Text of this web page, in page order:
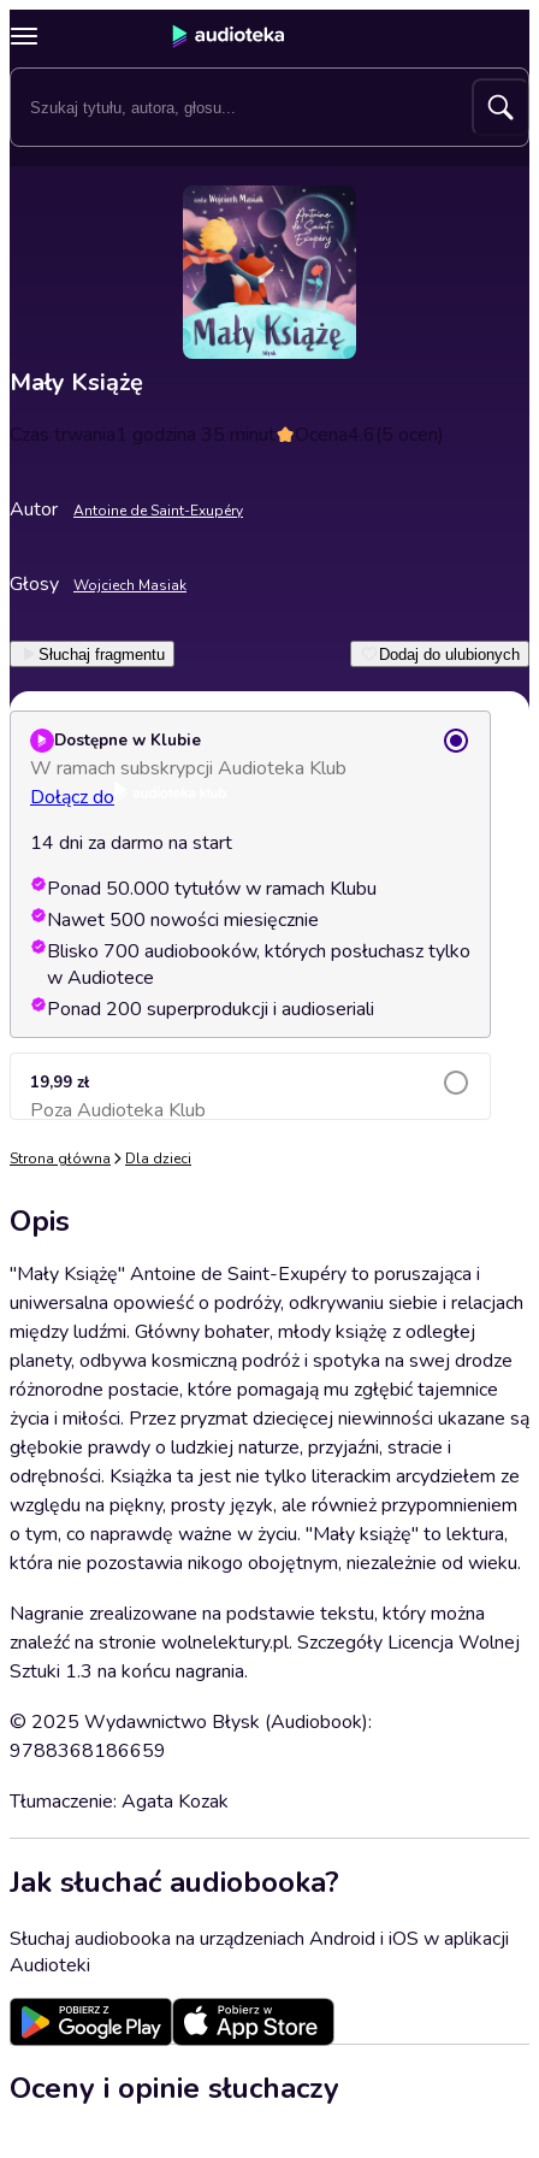
Mały Książę
Czas trwania1 godzina 35 minut Ocena4.6(5 ocen)
Autor Antoine de Saint-Exupéry
Głosy Wojciech Masiak
Słuchaj fragmentu Dodaj do ulubionych
Dostępne w Klubie
W ramach subskrypcji Audioteka Klub
Dołącz do
14 dni za darmo na start
Ponad 50.000 tytułów w ramach Klubu
Nawet 500 nowości miesięcznie
Blisko 700 audiobooków, których posłuchasz tylko
w Audiotece
Ponad 200 superprodukcji i audioseriali
19,99 zł
Poza Audioteka KlubDodaj do koszyka
Strona główna Dla dzieci
Opis
"Mały Książę" Antoine de Saint-Exupéry to poruszająca i
uniwersalna opowieść o podróży, odkrywaniu siebie i relacjach
między ludźmi. Główny bohater, młody książę z odległej
planety, odbywa kosmiczną podróż i spotyka na swej drodze
różnorodne postacie, które pomagają mu zgłębić tajemnice
życia i miłości. Przez pryzmat dziecięcej niewinności ukazane są
głębokie prawdy o ludzkiej naturze, przyjaźni, stracie i
odrębności. Książka ta jest nie tylko literackim arcydziełem ze
względu na piękny, prosty język, ale również przypomnieniem
o tym, co naprawdę ważne w życiu. "Mały książę" to lektura,
która nie pozostawia nikogo obojętnym, niezależnie od wieku.
Nagranie zrealizowane na podstawie tekstu, który można
znaleźć na stronie wolnelektury.pl. Szczegóły Licencja Wolnej
Sztuki 1.3 na końcu nagrania.
© 2025 Wydawnictwo Błysk (Audiobook):
9788368186659
Tłumaczenie: Agata Kozak
Jak słuchać audiobooka?
Słuchaj audiobooka na urządzeniach Android i iOS w aplikacji
Audioteki
Oceny i opinie słuchaczy